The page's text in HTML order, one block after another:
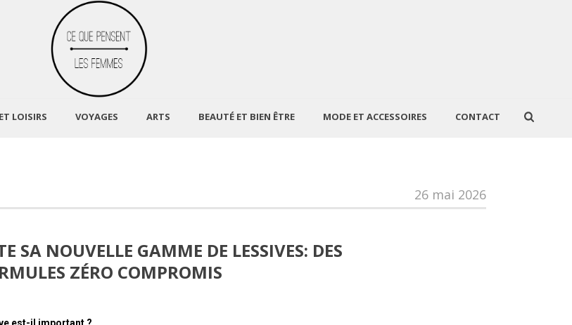
LOISIRS VOYAGES ARTS BEAUTÉ ET BIEN ÊTRE MODE ET ACCESSOIRES CONTACT
26 mai 2026
SA NOUVELLE GAMME DE LESSIVES: DES
ZÉRO COMPROMIS